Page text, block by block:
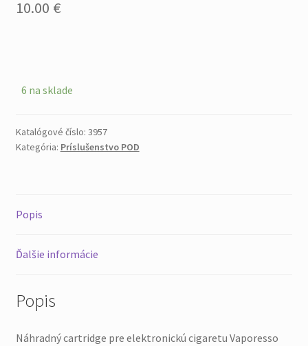
10.00 €
6 na sklade
Katalógové číslo: 3957
Kategória: Príslušenstvo POD
Popis
Ďalšie informácie
Popis
Náhradný cartridge pre elektronickú cigaretu Vaporesso